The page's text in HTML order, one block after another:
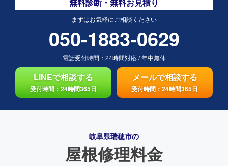
まずはお気軽にご相談ください
050-1883-0629
電話受付時間： 24時間対応/年中無休
LINEで相談する
受付時間：24時間365日
メールで相談する
受付時間：24時間365日
岐阜県瑞穂市の
屋根修理料金